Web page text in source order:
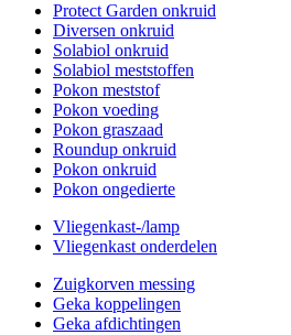
Protect Garden onkruid
Diversen onkruid
Solabiol onkruid
Solabiol meststoffen
Pokon meststof
Pokon voeding
Pokon graszaad
Roundup onkruid
Pokon onkruid
Pokon ongedierte
Vliegenkast-/lamp
Vliegenkast onderdelen
Zuigkorven messing
Geka koppelingen
Geka afdichtingen